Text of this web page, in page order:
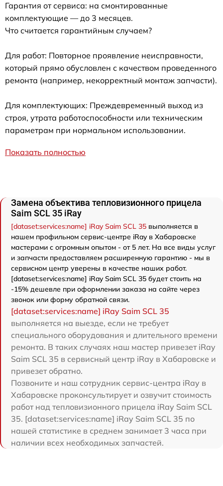
Гарантия от сервиса: на смонтированные
комплектующие — до 3 месяцев.
Что считается гарантийным случаем?
Для работ: Повторное проявление неисправности,
который прямо обусловлен с качеством проведенного
ремонта (например, некорректный монтаж запчасти).
Для комплектующих: Преждевременный выход из
строя, утрата работоспособности или техническим
параметрам при нормальном использовании.
Показать полностью
Замена объектива тепловизионного прицела
Saim SCL 35 iRay
[dataset:services:name] iRay Saim SCL 35 выполняется в
нашем профильном сервис-центре iRay в Хабаровске
мастерами с огромным опытом - от 5 лет. На все виды услуг
и запчасти предоставляем расширенную гарантию - мы в
сервисном центр уверены в качестве наших работ.
[dataset:services:name] iRay Saim SCL 35 будет стоить на
-15% дешевле при оформлении заказа на сайте через
звонок или форму обратной связи.
[dataset:services:name] iRay Saim SCL 35
выполняется на выезде, если не требует
специального оборудования и длительного времени
ремонта. В таких случаях наш мастер привезет iRay
Saim SCL 35 в сервисный центр iRay в Хабаровске и
привезет обратно.
Позвоните и наш сотрудник сервис-центра iRay в
Хабаровске проконсультирует и озвучит стоимость
работ над тепловизионного прицела iRay Saim SCL
35. [dataset:services:name] iRay Saim SCL 35 по
нашей статистике в среднем занимает 3 часа при
наличии всех необходимых запчастей.